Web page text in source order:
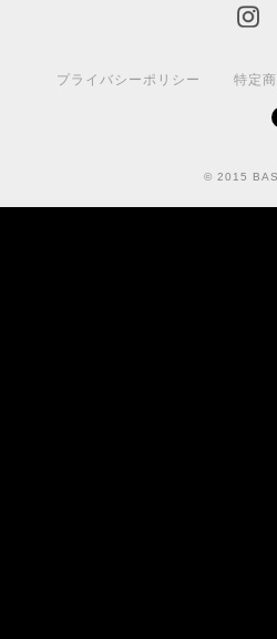
プライバシーポリシー 特定
© 2015